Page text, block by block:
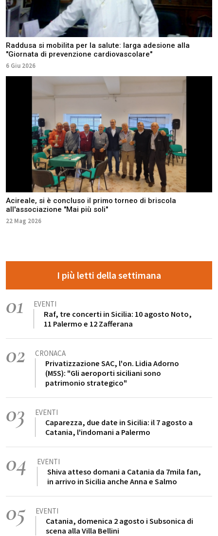
Raddusa si mobilita per la salute: larga adesione alla
"Giornata di prevenzione cardiovascolare"
6 Giu 2026
Acireale, si è concluso il primo torneo di briscola
all'associazione "Mai più soli"
22 Mag 2026
I più letti della settimana
01 EVENTI
Raf, tre concerti in Sicilia: 10 agosto Noto,
11 Palermo e 12 Zafferana
02 CRONACA
Privatizzazione SAC, l'on. Lidia Adorno
(M5S): "Gli aeroporti siciliani sono
patrimonio strategico"
03 EVENTI
Caparezza, due date in Sicilia: il 7 agosto a
Catania, l'indomani a Palermo
04 EVENTI
Shiva atteso domani a Catania da 7mila fan,
in arrivo in Sicilia anche Anna e Salmo
05 EVENTI
Catania, domenica 2 agosto i Subsonica di
scena alla Villa Bellini